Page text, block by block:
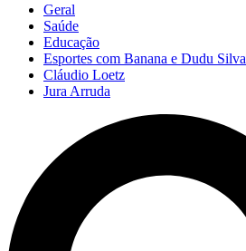
Geral
Saúde
Educação
Esportes com Banana e Dudu Silva
Cláudio Loetz
Jura Arruda